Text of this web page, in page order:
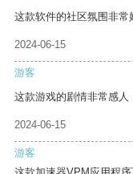
这款软件的社区氛围非常
2024-06-15
游客
这款游戏的剧情非常感人
2024-06-15
游客